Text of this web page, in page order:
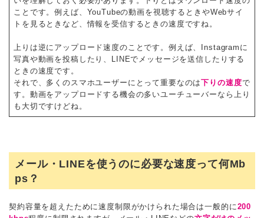
ことです。例えば、YouTubeの動画を視聴するときやWebサイ
トを見るときなど、情報を受信するときの速度ですね。
上りは逆にアップロード速度のことです。例えば、Instagramに
写真や動画を投稿したり、LINEでメッセージを送信したりする
ときの速度です。
それで、多くのスマホユーザーにとって重要なのは下りの速度で
す。動画をアップロードする機会の多いユーチューバーなら上り
も大切ですけどね。
メール・LINEを使うのに必要な速度って何Mb
ps？
契約容量を超えたために速度制限がかけられた場合は一般的に 200